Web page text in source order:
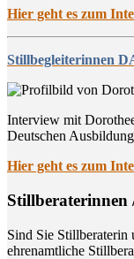
Hier geht es zum
Stillbegleiterinnen
Interview mit
Deutschen
Hier geht es zum
Still­be­ra­te­rin­nen
Sind Sie Still­be­ra­te­rin
ehren­amt­li­che